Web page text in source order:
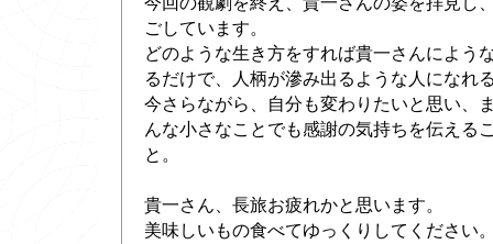
ごしています。
どのような生き方をすれば貴一さんによう
るだけで、人柄が滲み出るような人になれ
今さらながら、自分も変わりたいと思い、
んな小さなことでも感謝の気持ちを伝える
と。
貴一さん、長旅お疲れかと思います。
美味しいもの食べてゆっくりしてください